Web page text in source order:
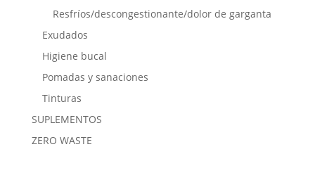
Resfríos/descongestionante/dolor de garganta
Exudados
Higiene bucal
Pomadas y sanaciones
Tinturas
SUPLEMENTOS
ZERO WASTE